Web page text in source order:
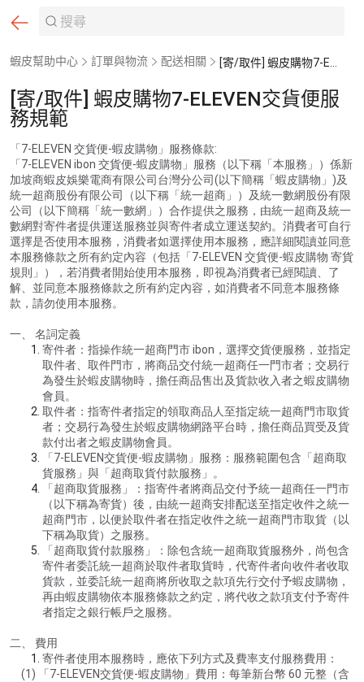
蝦皮幫助中心 訂單與物流 配送相關 [寄/取件] 蝦皮購物7-ELEVEN交貨便服務規範
[寄/取件] 蝦皮購物7-ELEVEN交貨便服
務規範
「7-ELEVEN 交貨便-蝦皮購物」服務條款:
「7-ELEVEN ibon 交貨便-蝦皮購物」服務（以下稱「本服務」）係新
加坡商蝦皮娛樂電商有限公司台灣分公司(以下簡稱「蝦皮購物」)及
統一超商股份有限公司（以下稱「統一超商」）及統一數網股份有限
公司（以下簡稱「統一數網」）合作提供之服務，由統一超商及統一
數網對寄件者提供運送服務並與寄件者成立運送契約。消費者可自行
選擇是否使用本服務，消費者如選擇使用本服務，應詳細閱讀並同意
本服務條款之所有約定內容（包括「7-ELEVEN 交貨便-蝦皮購物 寄貨
規則」），若消費者開始使用本服務，即視為消費者已經閱讀、了
解、並同意本服務條款之所有約定內容，如消費者不同意本服務條
款，請勿使用本服務。
一、 名詞定義
寄件者：指操作統一超商門市 ibon，選擇交貨便服務，並指定
取件者、取件門市，將商品交付統一超商任一門市者；交易行
為發生於蝦皮購物時，擔任商品售出及貨款收入者之蝦皮購物
會員。
取件者：指寄件者指定的領取商品人至指定統一超商門市取貨
者；交易行為發生於蝦皮購物網路平台時，擔任商品買受及貨
款付出者之蝦皮購物會員。
「7-ELEVEN交貨便-蝦皮購物」服務：服務範圍包含「超商取
貨服務」與「超商取貨付款服務」。
「超商取貨服務」：指寄件者將商品交付予統一超商任一門市
（以下稱為寄貨）後，由統一超商安排配送至指定收件之統一
超商門市，以便於取件者在指定收件之統一超商門市取貨（以
下稱為取貨）之服務。
「超商取貨付款服務」：除包含統一超商取貨服務外，尚包含
寄件者委託統一超商於取件者取貨時，代寄件者向收件者收取
貨款，並委託統一超商將所收取之款項先行交付予蝦皮購物，
再由蝦皮購物依本服務條款之約定，將代收之款項支付予寄件
者指定之銀行帳戶之服務。
二、 費用
寄件者使用本服務時，應依下列方式及費率支付服務費用：
(1) 「7-ELEVEN交貨便-蝦皮購物」費用：每筆新台幣 60 元整（含